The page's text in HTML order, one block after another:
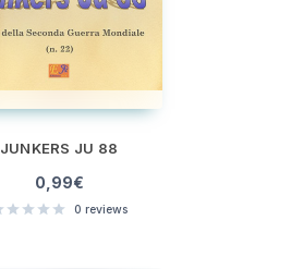
JUNKERS JU 88
0,99€
0 reviews